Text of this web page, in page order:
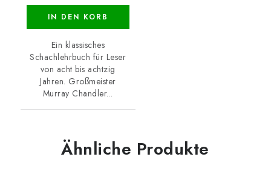
IN DEN KORB
Ein klassisches
Schachlehrbuch für Leser
von acht bis achtzig
Jahren. Großmeister
Murray Chandler...
Ähnliche Produkte